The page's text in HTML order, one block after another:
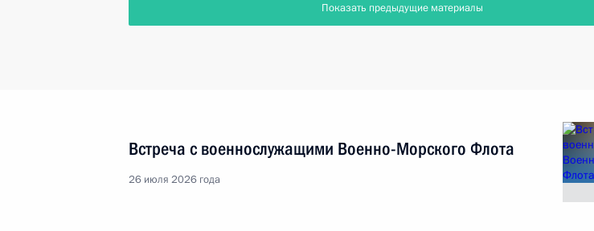
Показать предыдущие материалы
Встреча с военнослужащими Военно-Морского Флота
26 июля 2026 года